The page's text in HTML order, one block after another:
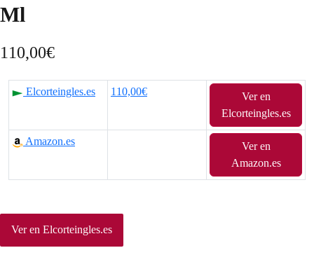
Ml
110,00€
Elcorteingles.es 110,00€
Ver en
Elcorteingles.es
Amazon.es
Ver en
Amazon.es
Ver en Elcorteingles.es